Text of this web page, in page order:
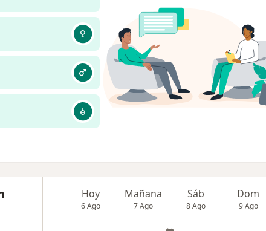
Hoy
6 Ago
Mañana
7 Ago
Sáb
8 Ago
Dom
9 Ago